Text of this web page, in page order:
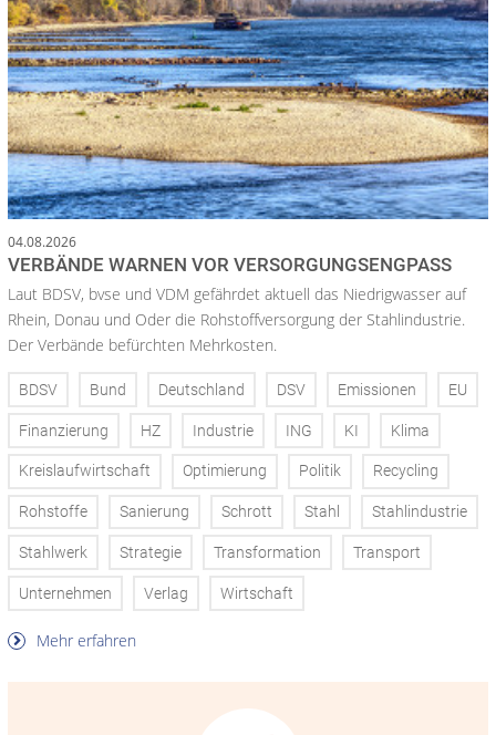
04.08.2026
VERBÄNDE WARNEN VOR VERSORGUNGSENGPASS
Laut BDSV, bvse und VDM gefährdet aktuell das Niedrigwasser auf
Rhein, Donau und Oder die Rohstoffversorgung der Stahlindustrie.
Der Verbände befürchten Mehrkosten.
BDSV Bund Deutschland DSV Emissionen EU
Finanzierung HZ Industrie ING KI Klima
Kreislaufwirtschaft Optimierung Politik Recycling
Rohstoffe Sanierung Schrott Stahl Stahlindustrie
Stahlwerk Strategie Transformation Transport
Unternehmen Verlag Wirtschaft
Mehr erfahren